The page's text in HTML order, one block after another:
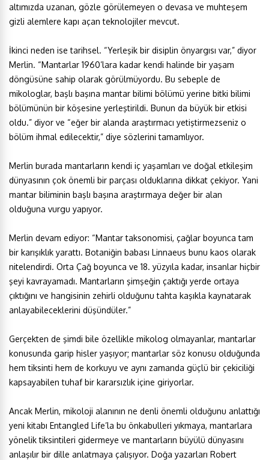
altımızda uzanan, gözle görülemeyen o devasa ve muhteşem
gizli alemlere kapı açan teknolojiler mevcut.
İkinci neden ise tarihsel. “Yerleşik bir disiplin önyargısı var,” diyor
Merlin. “Mantarlar 1960’lara kadar kendi halinde bir yaşam
döngüsüne sahip olarak görülmüyordu. Bu sebeple de
mikologlar, başlı başına mantar bilimi bölümü yerine bitki bilimi
bölümünün bir köşesine yerleştirildi. Bunun da büyük bir etkisi
oldu.” diyor ve “eğer bir alanda araştırmacı yetiştirmezseniz o
bölüm ihmal edilecektir,” diye sözlerini tamamlıyor.
Merlin burada mantarların kendi iç yaşamları ve doğal etkileşim
dünyasının çok önemli bir parçası olduklarına dikkat çekiyor. Yani
mantar biliminin başlı başına araştırmaya değer bir alan
olduğuna vurgu yapıyor.
Merlin devam ediyor: “Mantar taksonomisi, çağlar boyunca tam
bir karışıklık yarattı. Botaniğin babası Linnaeus bunu kaos olarak
nitelendirdi. Orta Çağ boyunca ve 18. yüzyıla kadar, insanlar hiçbir
şeyi kavrayamadı. Mantarların şimşeğin çaktığı yerde ortaya
çıktığını ve hangisinin zehirli olduğunu tahta kaşıkla kaynatarak
anlayabileceklerini düşündüler.”
Gerçekten de şimdi bile özellikle mikolog olmayanlar, mantarlar
konusunda garip hisler yaşıyor; mantarlar söz konusu olduğunda
hem tiksinti hem de korkuyu ve aynı zamanda güçlü bir çekiciliği
kapsayabilen tuhaf bir kararsızlık içine giriyorlar.
Ancak Merlin, mikoloji alanının ne denli önemli olduğunu anlattığı
yeni kitabı Entangled Life’la bu önkabulleri yıkmaya, mantarlara
yönelik tiksintileri gidermeye ve mantarların büyülü dünyasını
anlaşılır bir dille anlatmaya çalışıyor. Doğa yazarları Robert